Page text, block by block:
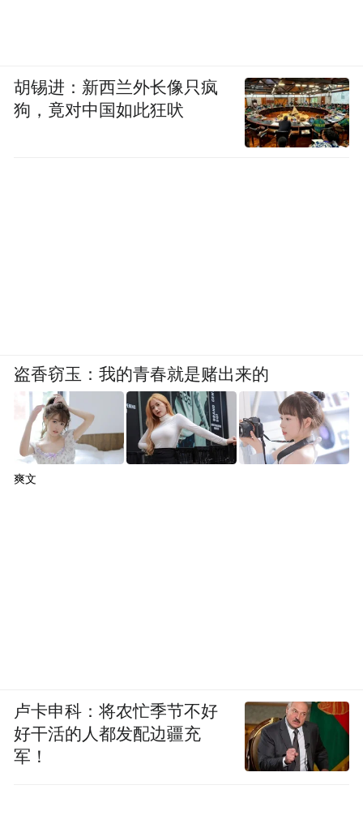
胡锡进：新西兰外长像只疯
狗，竟对中国如此狂吠
盗香窃玉：我的青春就是赌出来的
爽文
卢卡申科：将农忙季节不好
好干活的人都发配边疆充
军！